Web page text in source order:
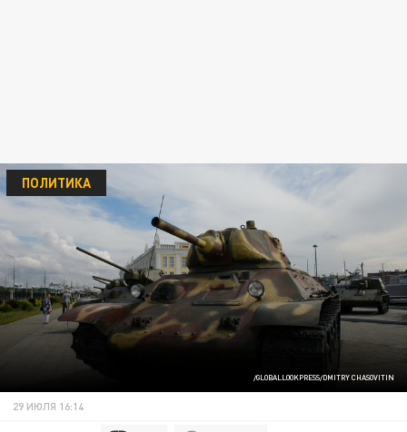
/GLOBALLOOKPRESS/DMITRY CHASOVITIN
ПОЛИТИКА
29 ИЮЛЯ 16:14